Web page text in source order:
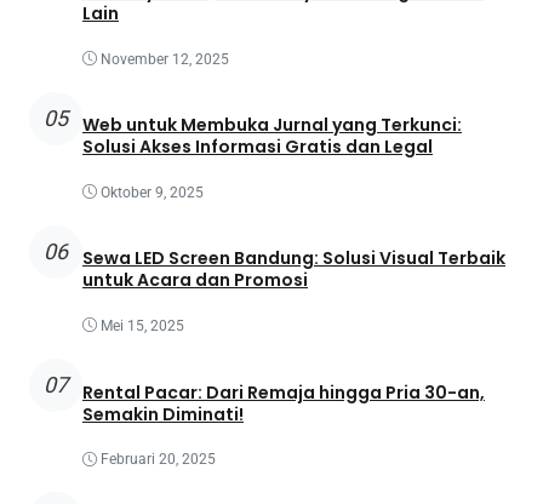
Lain
November 12, 2025
05 Web untuk Membuka Jurnal yang Terkunci:
Solusi Akses Informasi Gratis dan Legal
Oktober 9, 2025
06
Sewa LED Screen Bandung: Solusi Visual Terbaik
untuk Acara dan Promosi
Mei 15, 2025
07
Rental Pacar: Dari Remaja hingga Pria 30-an,
Semakin Diminati!
Februari 20, 2025